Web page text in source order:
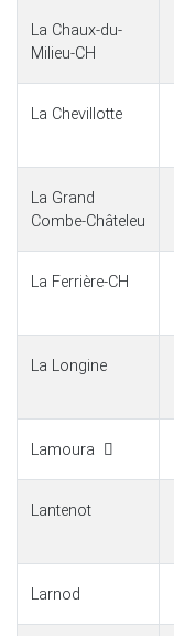
La Chaux-du-
Milieu-CH
La Chevillotte
La Grand
Combe-Châteleu
La Ferrière-CH
La Longine
Lamoura
Lantenot
Larnod